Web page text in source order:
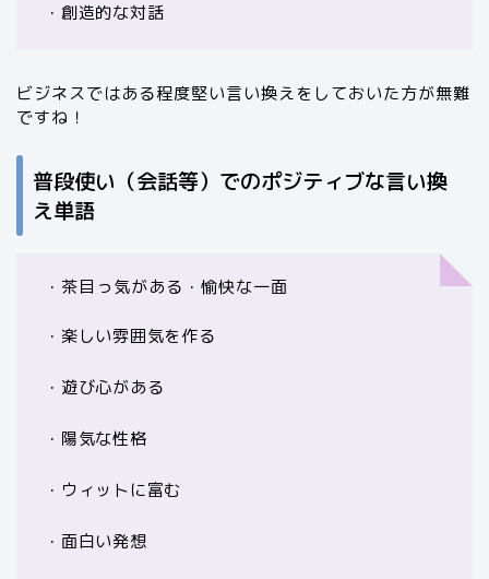
・創造的な対話
ビジネスではある程度堅い言い換えをしておいた方が無難
ですね！
普段使い（会話等）でのポジティブな言い換
え単語
・茶目っ気がある・愉快な一面
・楽しい雰囲気を作る
・遊び心がある
・陽気な性格
・ウィットに富む
・面白い発想